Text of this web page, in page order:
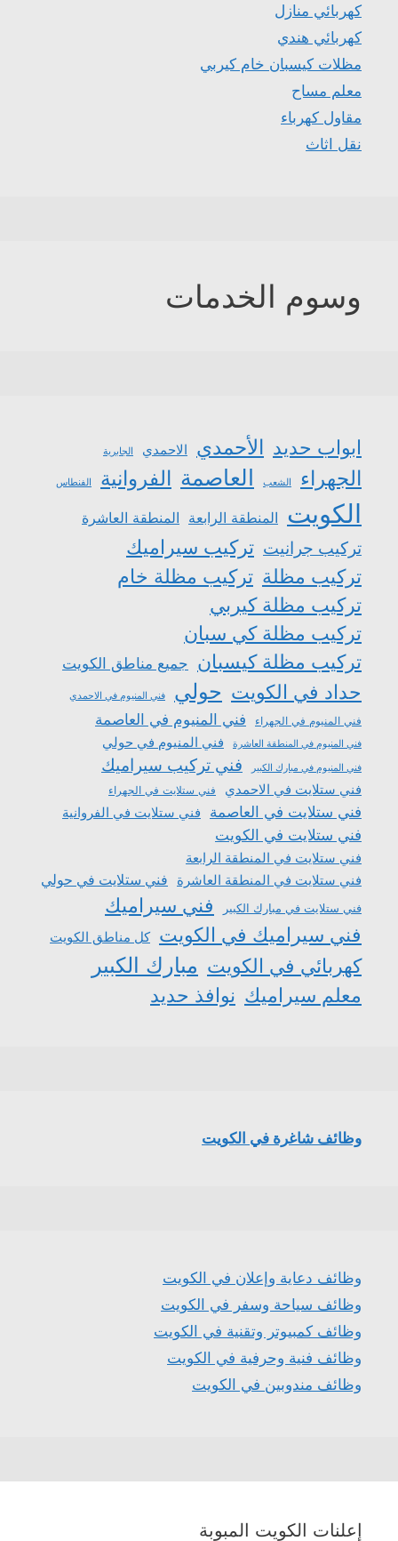
كهربائي منازل
كهربائي هندي
مظلات كيسبان خام كيربي
معلم مساح
مقاول كهرباء
نقل اثاث
وسوم الخدمات
ابواب حديد الأحمدي الاحمدي الجابرية
الجهراء الشعب العاصمة الفروانية الفنطاس
الكويت المنطقة الرابعة المنطقة العاشرة
تركيب جرانيت تركيب سيراميك
تركيب مظلة تركيب مظلة خام
تركيب مظلة كيربي
تركيب مظلة كي سبان
تركيب مظلة كيسبان جميع مناطق الكويت
حداد في الكويت حولي فني المنيوم في الاحمدي
فني المنيوم في الجهراء فني المنيوم في العاصمة
فني المنيوم في المنطقة العاشرة فني المنيوم في حولي
فني المنيوم في مبارك الكبير فني تركيب سيراميك
فني ستلايت في الاحمدي فني ستلايت في الجهراء
فني ستلايت في العاصمة فني ستلايت في الفروانية
فني ستلايت في الكويت
فني ستلايت في المنطقة الرابعة
فني ستلايت في المنطقة العاشرة فني ستلايت في حولي
فني ستلايت في مبارك الكبير
فني سيراميك
فني سيراميك في الكويت
كل مناطق الكويت
كهربائي في الكويت مبارك الكبير
معلم سيراميك نوافذ حديد
وظائف شاغرة في الكويت
وظائف دعاية وإعلان في الكويت
وظائف سياحة وسفر في الكويت
وظائف كمبيوتر وتقنية في الكويت
وظائف فنية وحرفية في الكويت
وظائف مندوبين في الكويت
إعلنات الكويت المبوبة